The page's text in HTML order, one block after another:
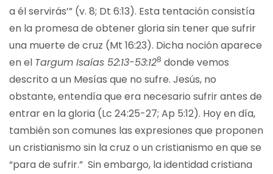
a él servirás’” (v. 8; Dt 6:13). Esta tentación consistía
en la promesa de obtener gloria sin tener que sufrir
una muerte de cruz (Mt 16:23). Dicha noción aparece
en el Targum Isaías 52:13-53:128 donde vemos
descrito a un Mesías que no sufre. Jesús, no
obstante, entendía que era necesario sufrir antes de
entrar en la gloria (Lc 24:25-27; Ap 5:12). Hoy en día,
también son comunes las expresiones que proponen
un cristianismo sin la cruz o un cristianismo en que se
“para de sufrir.” Sin embargo, la identidad cristiana